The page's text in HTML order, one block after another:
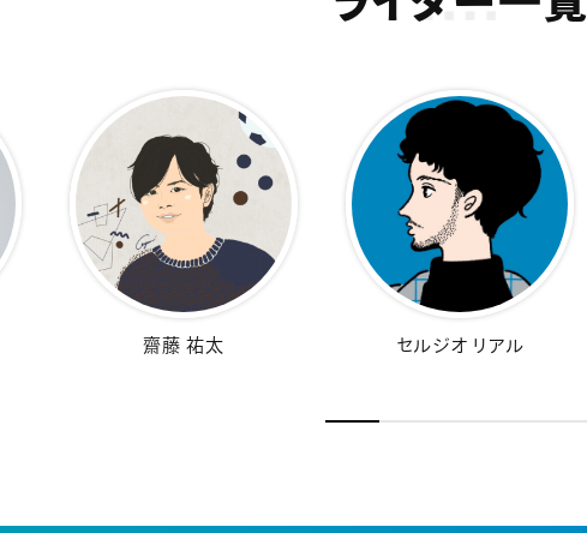
市川 千尋 村上 アシシ